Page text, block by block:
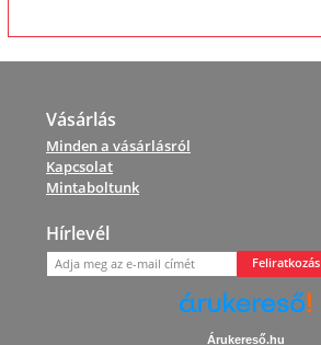
Vásárlás
Minden a vásárlásról
Kapcsolat
Mintaboltunk
Hírlevél
Feliratkozás
Árukereső.hu